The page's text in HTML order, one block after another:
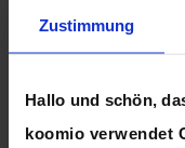
Zustimmung
Hallo und schön,
koomio verwendet
Wie funktioniert